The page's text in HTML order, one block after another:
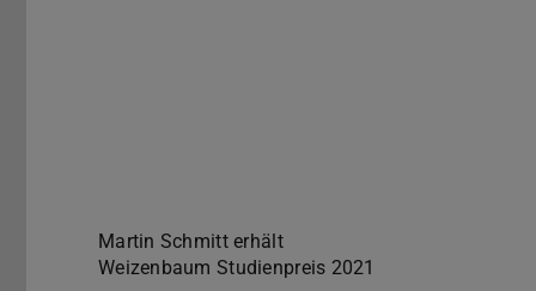
Martin Schmitt erhält
Weizenbaum Studienpreis 2021